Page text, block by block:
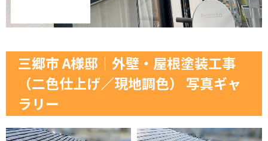
三郷市 A様邸│外壁・屋根塗装工事
（二色仕上げ／現地調色） 写真ギャ
ラリー